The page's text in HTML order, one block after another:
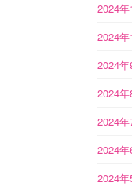
2024年
2024年
2024年
2024年
2024年
2024年
2024年